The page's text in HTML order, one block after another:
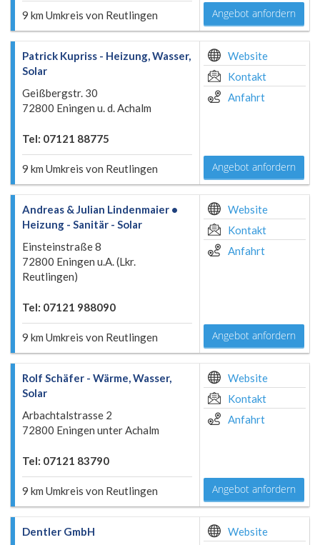
9 km Umkreis von Reutlingen Angebot anfordern
Patrick Kupriss - Heizung, Wasser,
Solar
Geißbergstr. 30
72800 Eningen u. d. Achalm
Tel: 07121 88775
9 km Umkreis von Reutlingen
Website
Kontakt
Anfahrt
Angebot anfordern
Andreas & Julian Lindenmaier •
Heizung - Sanitär - Solar
Einsteinstraße 8
72800 Eningen u.A. (Lkr.
Reutlingen)
Tel: 07121 988090
9 km Umkreis von Reutlingen
Website
Kontakt
Anfahrt
Angebot anfordern
Rolf Schäfer - Wärme, Wasser,
Solar
Arbachtalstrasse 2
72800 Eningen unter Achalm
Tel: 07121 83790
9 km Umkreis von Reutlingen
Website
Kontakt
Anfahrt
Angebot anfordern
Dentler GmbH
Website